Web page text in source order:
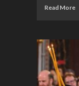
Read More